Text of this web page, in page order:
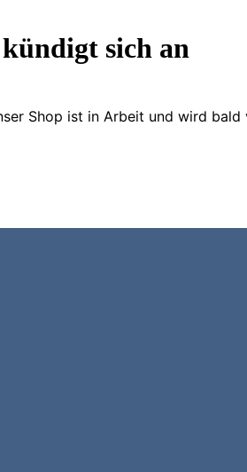
sich an
Shop ist in Arbeit und wird